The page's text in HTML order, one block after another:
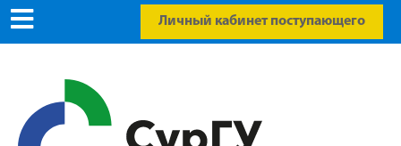
Личный кабинет поступающего